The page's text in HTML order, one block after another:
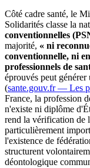
Côté cadre santé, le
Solidarités classe la
conventionnelles
majorité, « ni
conventionnelle, ni
professionnels de
éprouvés peut générer
(sante.gouv.fr — Les
France, la profession
n'existe ni diplôme
rend la vérification de
particulièrement
l'existence de
structurent
déontologique